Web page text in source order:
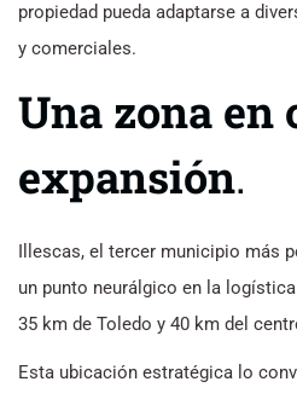
propiedad pueda adaptarse a
y comerciales.
Una zona en
expansión.
Illescas, el tercer municipio más
un punto neurálgico en la
35 km de Toledo y 40 km del
Esta ubicación estratégica lo